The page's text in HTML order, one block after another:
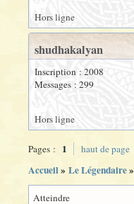
Hors ligne
shudhakalyan
Inscription : 2008
Messages : 299
Hors ligne
Pages : 1 haut de page
Accueil» Le Légendaire»
Atteindre